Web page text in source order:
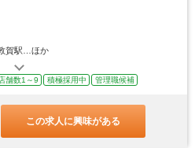
賀駅…ほか
舗数1～9 積極採用中 管理職候補
この求人に興味がある